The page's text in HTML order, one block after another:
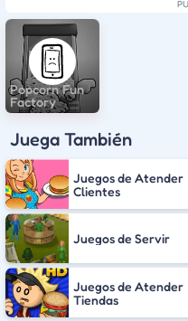
Popcorn Fun
Factory
Juega También
Juegos de Atender
Clientes
Juegos de Servir
Juegos de Atender
Tiendas